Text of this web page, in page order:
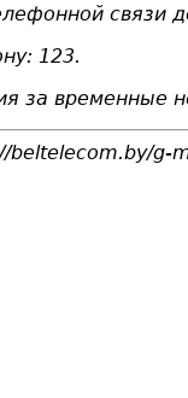
связи
123.
за временные
beltelecom.by/g-